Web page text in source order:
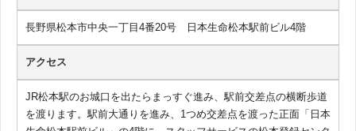
長野県松本市中央一丁目4番20号 日本生命松本駅前ビル4階
アクセス
JR松本駅のお城口を出たらまっすぐ進み、駅前交差点の横断歩道
を渡ります。駅前大通りを進み、1つめ交差点を渡った正面「日本